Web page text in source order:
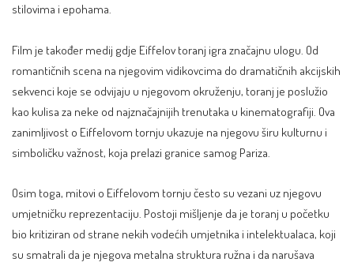
stilovima i epohama.
Film je također medij gdje Eiffelov toranj igra značajnu ulogu. Od
romantičnih scena na njegovim vidikovcima do dramatičnih akcijskih
sekvenci koje se odvijaju u njegovom okruženju, toranj je poslužio
kao kulisa za neke od najznačajnijih trenutaka u kinematografiji. Ova
zanimljivost o Eiffelovom tornju ukazuje na njegovu širu kulturnu i
simboličku važnost, koja prelazi granice samog Pariza.
Osim toga, mitovi o Eiffelovom tornju često su vezani uz njegovu
umjetničku reprezentaciju. Postoji mišljenje da je toranj u početku
bio kritiziran od strane nekih vodećih umjetnika i intelektualaca, koji
su smatrali da je njegova metalna struktura ružna i da narušava